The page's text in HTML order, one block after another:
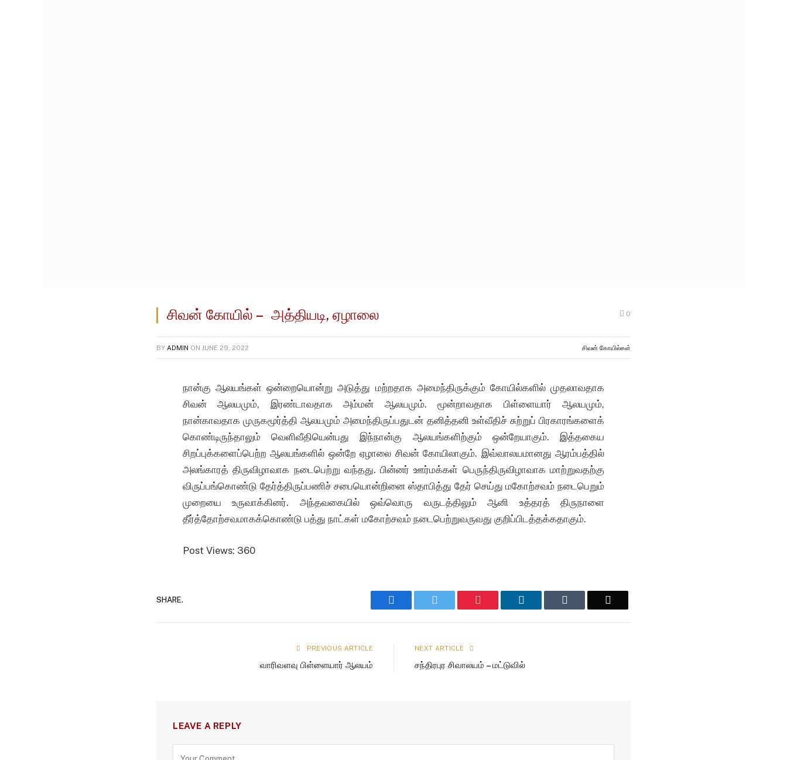
சிவன் கோயில் – அத்தியடி, ஏழாலை 0
BY ADMIN ON JUNE 29, 2022 சிவன் கோயில்கள்
நான்கு ஆலயங்கள் ஒன்றையொன்று அடுத்து மற்றதாக அமைந்திருக்கும் கோயில்களில் முதலாவதாக
சிவன் ஆலயமும், இரண்டாவதாக அம்மன் ஆலயமும். மூன்றாவதாக பிள்ளையார் ஆலயமும்,
நான்காவதாக முருகமூர்த்தி ஆலயமும் அமைந்திருப்பதுடன் தனித்தனி உள்வீதிச் சுற்றுப் பிரகாரங்களைக்
கொண்டிருந்தாலும் வெளிவீதியென்பது இந்நான்கு ஆலயங்களிற்கும் ஒன்றேயாகும். இத்தகைய
சிறப்புக்களைப்பெற்ற ஆலயங்களில் ஒன்றே ஏழாலை சிவன் கோயிலாகும். இவ்வாலயமானது ஆரம்பத்தில்
அலங்காரத் திருவிழாவாக நடைபெற்று வந்தது. பின்னர் ஊர்மக்கள் பெருந்திருவிழாவாக மாற்றுவதற்கு
விருப்பங்கொண்டு தேர்த்திருப்பணிச் சபையொன்றினை ஸ்தாபித்து தேர் செய்து மகோற்சவம் நடைபெறும்
முறையை உருவாக்கினர். அந்தவகையில் ஒவ்வொரு வருடத்திலும் ஆனி உத்தரத் திருநாளை
தீர்த்தோற்சவமாகக்கொண்டு பத்து நாட்கள் மகோற்சவம் நடைபெற்றுவருவது குறிப்பிடத்தக்கதாகும்.
Post Views: 360
SHARE. Facebook LinkedIn
PREVIOUS ARTICLE
வாரிவளவு பிள்ளையார் ஆலயம்
NEXT ARTICLE
சந்திரபுர சிவாலயம் – மட்டுவில்
LEAVE A REPLY